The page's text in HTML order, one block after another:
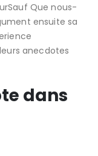
Que nous-
ensuite sa
anecdotes
dans